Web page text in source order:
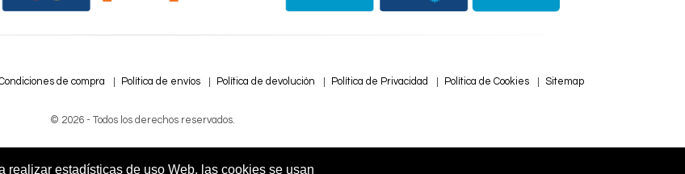
estadísticas de uso Web, las cookies se usan
de compra Política de envíos Política de devolución Política de Privacidad Política de Cookies Sitemap
© 2026 - Todos los derechos reservados.